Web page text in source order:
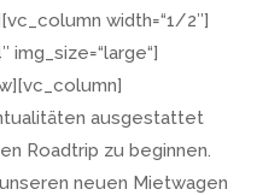
width=“1/2″]
img_size=“large“]
ausgestattet
Roadtrip zu beginnen.
neuen Mietwagen